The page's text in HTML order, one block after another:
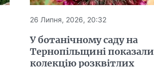
26 Липня, 2026, 20:32
У ботанічному саду на
Тернопільщині показали
колекцію розквітлих